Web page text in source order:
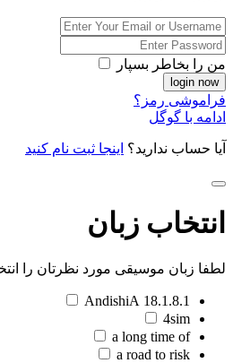
من را بخاطر بسپار
فراموشی رمز؟
ادامه با گوگل
آیا حساب ندارید؟ اینجا ثبت نام کنید
انتخاب زبان
لطفا زبان موسیقی مورد نظرتان را
18.1.8.1 AndishiA
4sim
a long time of
a road to risk